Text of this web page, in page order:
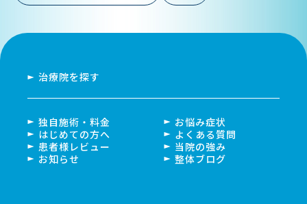
独自施術・料金
お悩み症状
はじめての方へ
よくある質問
患者様レビュー
当院の強み
お知らせ
整体ブログ
治療院を探す